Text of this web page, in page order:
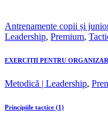
Antrenamente copii și
Leadership, Premium,
EXERCIȚII PENTRU
Metodică | Leadership,
Principiile tactice (1)